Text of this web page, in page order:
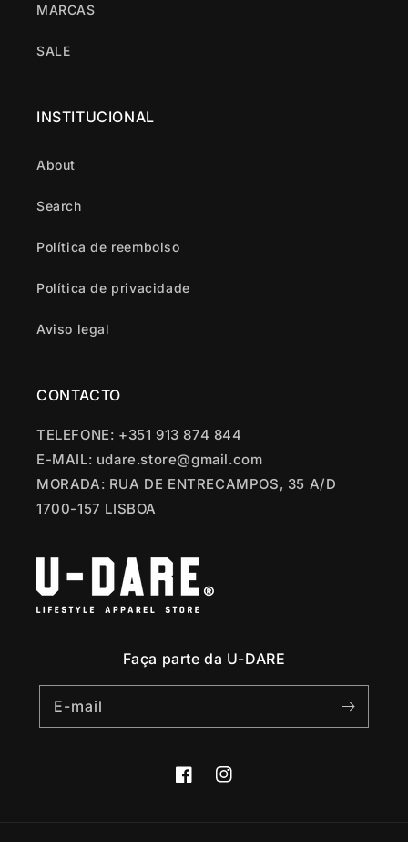
MARCAS
SALE
INSTITUCIONAL
About
Search
Política de reembolso
Política de privacidade
Aviso legal
CONTACTO
TELEFONE: +351 913 874 844
E-MAIL: udare.store@gmail.com
MORADA: RUA DE ENTRECAMPOS, 35 A/D
1700-157 LISBOA
Faça parte da U-DARE
E-mail
FacebookInstagram